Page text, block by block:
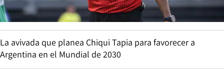
La avivada que planea Chiqui Tapia para favorecer a
Argentina en el Mundial de 2030